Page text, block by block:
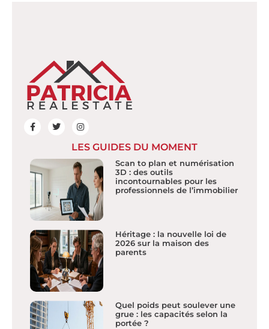
LES GUIDES DU MOMENT
Scan to plan et numérisation
3D : des outils
incontournables pour les
professionnels de l’immobilier
Héritage : la nouvelle loi de
2026 sur la maison des
parents
Quel poids peut soulever une
grue : les capacités selon la
portée ?